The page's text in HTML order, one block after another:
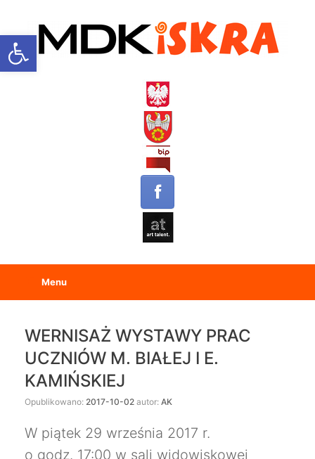
Open toolbar
Menu
WERNISAŻ WYSTAWY PRAC
UCZNIÓW M. BIAŁEJ I E.
KAMIŃSKIEJ
Opublikowano: 2017-10-02 autor: AK
W piątek 29 września 2017 r.
o godz. 17:00 w sali widowiskowej